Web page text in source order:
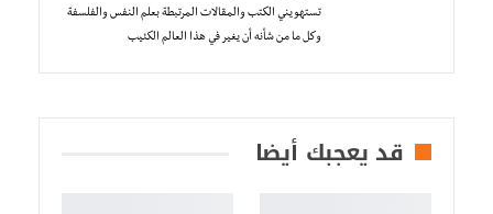
تستهويني الكتب والمقالات المرتبطة بعلم النفس والفلسفة
وكل ما من شأنه أن يغير في هذا العالم الكئيب
قد يعجبك أيضا